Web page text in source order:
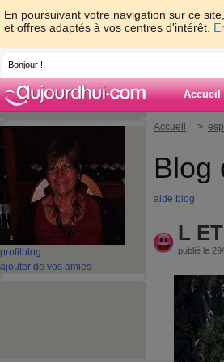
En poursuivant votre navigation sur ce
et offres adaptés à vos centres d'intérêt.
Bonjour !
Accueil
profil blog
ajouter de vos amies
Accueil >
Blog
aide blog
L
publié le